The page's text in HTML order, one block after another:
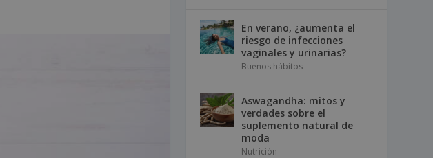
En verano, ¿aumenta el
riesgo de infecciones
vaginales y urinarias?
Buenos hábitos
Aswagandha: mitos y
verdades sobre el
suplemento natural de
moda
Nutrición